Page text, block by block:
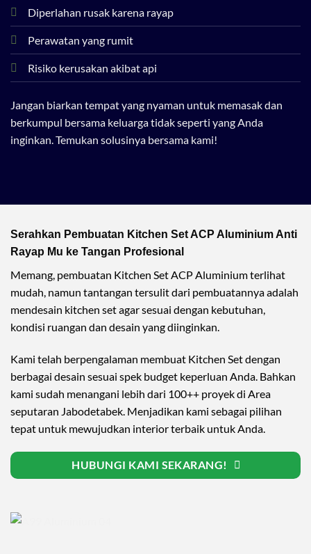
Diperlahan rusak karena rayap
Perawatan yang rumit
Risiko kerusakan akibat api
Jangan biarkan tempat yang nyaman untuk memasak dan
berkumpul bersama keluarga tidak seperti yang Anda
inginkan. Temukan solusinya bersama kami!
Serahkan Pembuatan Kitchen Set ACP Aluminium Anti
Rayap Mu ke Tangan Profesional
Memang, pembuatan Kitchen Set ACP Aluminium terlihat
mudah, namun tantangan tersulit dari pembuatannya adalah
mendesain kitchen set agar sesuai dengan kebutuhan,
kondisi ruangan dan desain yang diinginkan.
Kami telah berpengalaman membuat Kitchen Set dengan
berbagai desain sesuai spek budget keperluan Anda. Bahkan
kami sudah menangani lebih dari 100++ proyek di Area
seputaran Jabodetabek. Menjadikan kami sebagai pilihan
tepat untuk mewujudkan interior terbaik untuk Anda.
HUBUNGI KAMI SEKARANG!